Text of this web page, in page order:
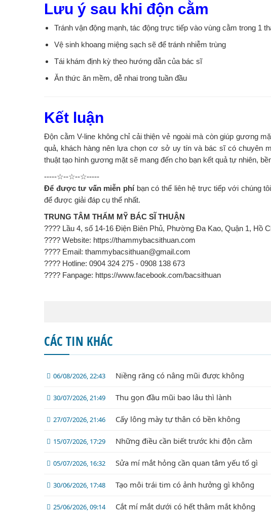
Lưu ý sau khi độn cằm
Tránh vận động mạnh, tác động trực tiếp vào vùng cằm trong 1
Vệ sinh khoang miệng sạch sẽ để tránh nhiễm trùng
Tái khám định kỳ theo hướng dẫn của bác sĩ
Ăn thức ăn mềm, dễ nhai trong tuần đầu
Kết luận
Độn cằm V-line không chỉ cải thiện vẻ ngoài mà còn giúp gương
quả, khách hàng nên lựa chọn cơ sở uy tín và bác sĩ có chuyên
thuật tạo hình gương mặt sẽ mang đến cho bạn kết quả tự nhiên,
-----☆--☆--☆-----
Để được tư vấn miễn phíbạn có thể liên hệ trực tiếp với chúng
để được giải đáp cụ thể nhất.
TRUNG TÂM THẨM MỸ BÁC SĨ THUẬN
???? Lầu 4, số 14-16 Điện Biên Phủ, Phường Đa Kao, Quận 1, Hồ
???? Website: https://thammybacsithuan.com
???? Email: thammybacsithuan@gmail.com
???? Hotline: 0904 324 275 - 0908 138 673
???? Fanpage: https://www.facebook.com/bacsithuan
CÁC TIN KHÁC
06/08/2026, 22:43 Niềng răng có nâng mũi được không
30/07/2026, 21:49 Thu gọn đầu mũi bao lâu thì lành
27/07/2026, 21:46 Cấy lông mày tự thân có bền không
15/07/2026, 17:29 Những điều cần biết trước khi độn cằm
05/07/2026, 16:32 Sửa mí mắt hỏng cần quan tâm yếu tố gì
30/06/2026, 17:48 Tạo môi trái tim có ảnh hưởng gì không
25/06/2026, 09:14 Cắt mí mắt dưới có hết thâm mắt không